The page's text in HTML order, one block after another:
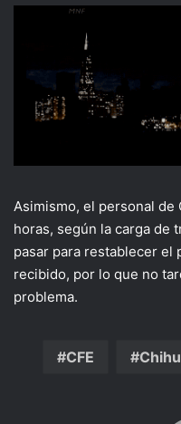
Asimismo, el personal de
horas, según la carga de
pasar para restablecer el
recibido, por lo que no
problema.
CFE